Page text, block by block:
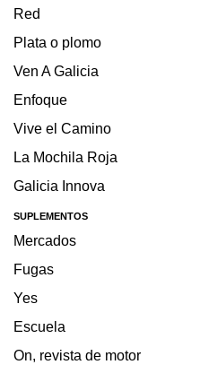
Red
Plata o plomo
Ven A Galicia
Enfoque
Vive el Camino
La Mochila Roja
Galicia Innova
SUPLEMENTOS
Mercados
Fugas
Yes
Escuela
On, revista de motor